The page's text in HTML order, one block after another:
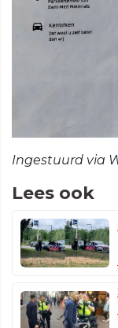
Ingestuurd via
Lees ook